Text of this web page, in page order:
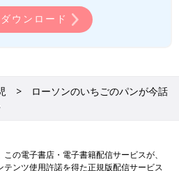
ウンロード
ローソンのいちごのパンが今話
この電子書店・電子書籍配信サービスが、
テンツ使用許諾を得た正規版配信サービス